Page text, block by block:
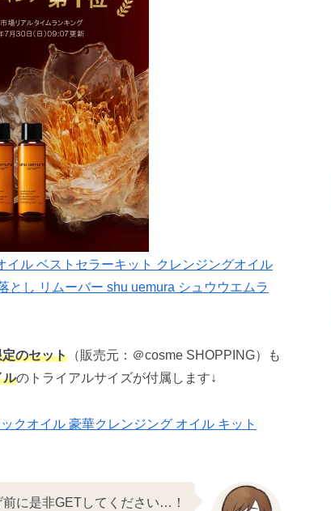
イル ベストセラーキット クレンジングオイル
とし リムーバー shu uemura シュウウエムラ
のセット （販売元：＠cosme SHOPPING）も
ルのトライアルサイズが付属します↓
クオイル 豪華クレンジング オイル キット
に是非GETしてください…！